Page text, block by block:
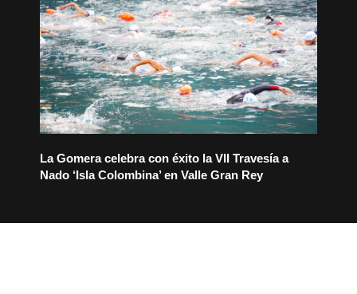
La Gomera celebra con éxito la VII Travesía a
Nado ‘Isla Colombina’ en Valle Gran Rey